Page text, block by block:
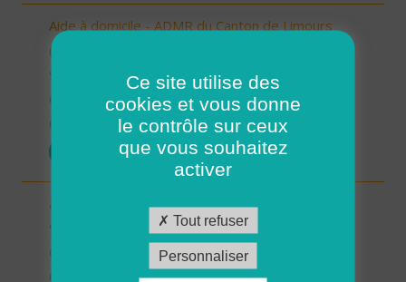
Aide à domicile - ADMR du Canton de Limours
(H/F)
91 - Essonne
09/04/2026
POSTULER
auxiliaire de vie sociale- ADMR Papeterie (H/F)
Ce site utilise des
cookies et vous donne
le contrôle sur ceux
que vous souhaitez
activer
Tout refuser
Personnaliser